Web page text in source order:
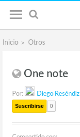
Inicio Otros
One note
Por: Diego Reséndiz
Suscribirse 0